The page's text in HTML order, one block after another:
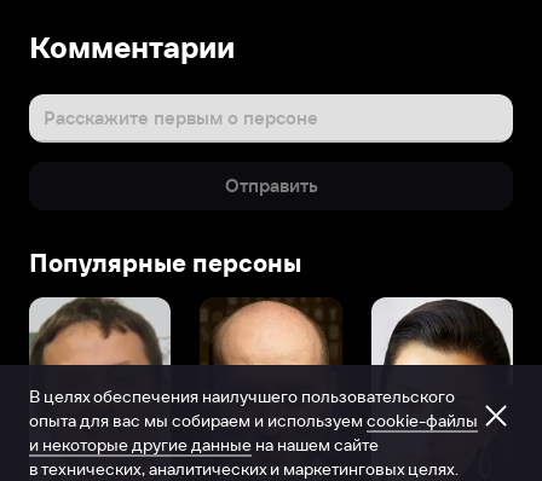
Комментарии
Расскажите первым о персоне
Отправить
Популярные персоны
В целях обеспечения наилучшего пользовательского
опыта для вас мы собираем и используем cookie-файлы
и некоторые другие данные на нашем сайте
в технических, аналитических и маркетинговых целях.